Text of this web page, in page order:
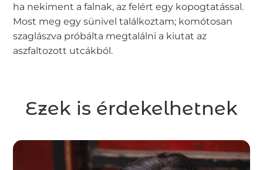
ha nekiment a falnak, az felért egy kopogtatással.
Most meg egy sünivel találkoztam; komótosan
szaglászva próbálta megtalálni a kiutat az
aszfaltozott utcákból.
Ezek is érdekelhetnek